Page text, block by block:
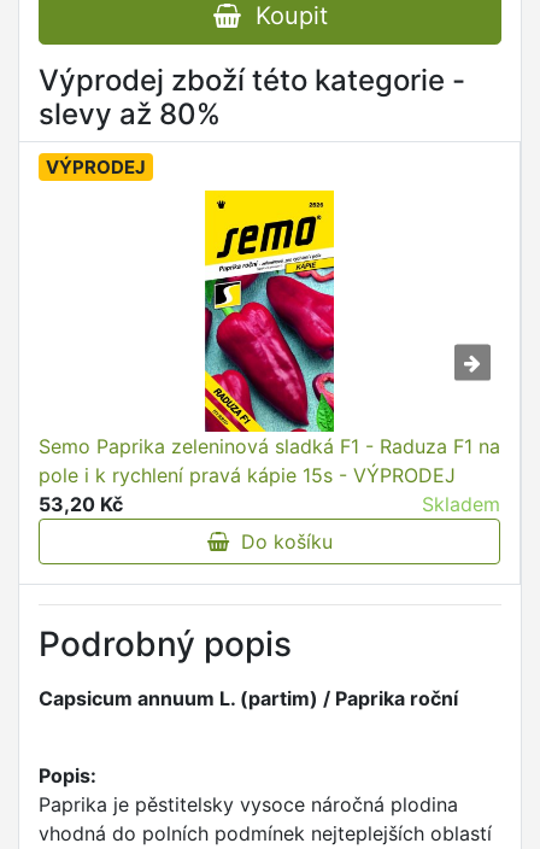
Koupit
Výprodej zboží této kategorie -
slevy až 80%
VÝPRODEJ
Semo Paprika zeleninová sladká F1 - Raduza F1 na
pole i k rychlení pravá kápie 15s - VÝPRODEJ
53,20 Kč
Skladem
Do košíku
Podrobný popis
Capsicum annuum L. (partim) / Paprika roční
Popis:
Paprika je pěstitelsky vysoce náročná plodina
vhodná do polních podmínek nejteplejších oblastí